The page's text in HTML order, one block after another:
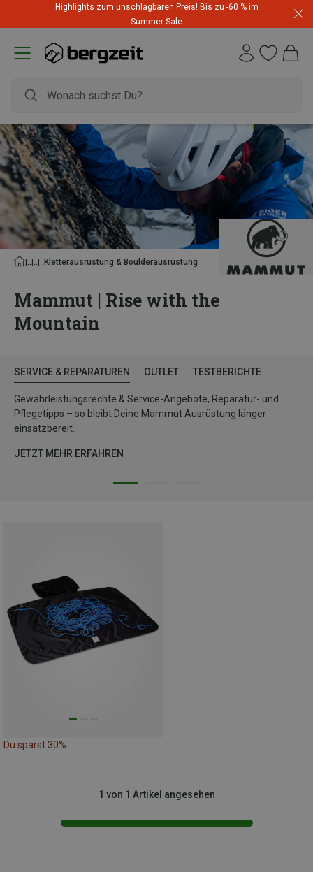
Highlights zum unschlagbaren Preis! Bis zu -60 % im
Summer Sale
Kletterausrüstung & Boulderausrüstung
Mammut | Rise with the
Mountain
SERVICE & REPARATUREN OUTLET TESTBERICHTE
Gewährleistungsrechte & Service-Angebote, Reparatur- und
Pflegetipps – so bleibt Deine Mammut Ausrüstung länger
einsatzbereit.
JETZT MEHR ERFAHREN
Du sparst 30%
1 von 1 Artikel angesehen